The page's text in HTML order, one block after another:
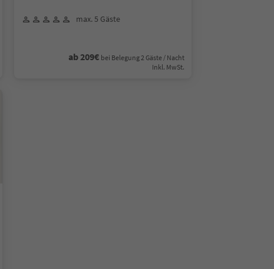
max. 5 Gäste
ab 209€ bei Belegung 2 Gäste / Nacht
Inkl. MwSt.